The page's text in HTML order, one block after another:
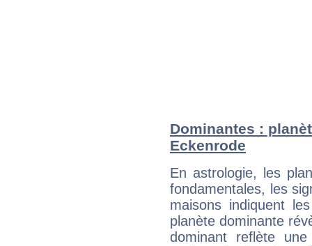
Dominantes :
Eckenrode
En astrologie, les
fondamentales, les
maisons indiquent
planète dominante
dominant reflète